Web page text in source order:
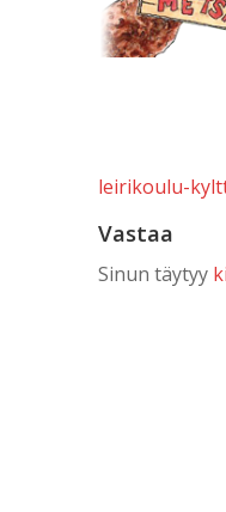
selaus
leirikoulu-
Vastaa
Sinun täytyy